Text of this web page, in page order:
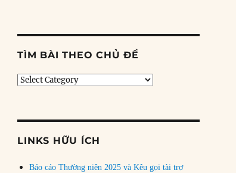
TÌM BÀI THEO CHỦ ĐỀ
Tìm
LINKS HỮU ÍCH
Báo cáo Thường niên 2025 và Kêu gọi tài trợ